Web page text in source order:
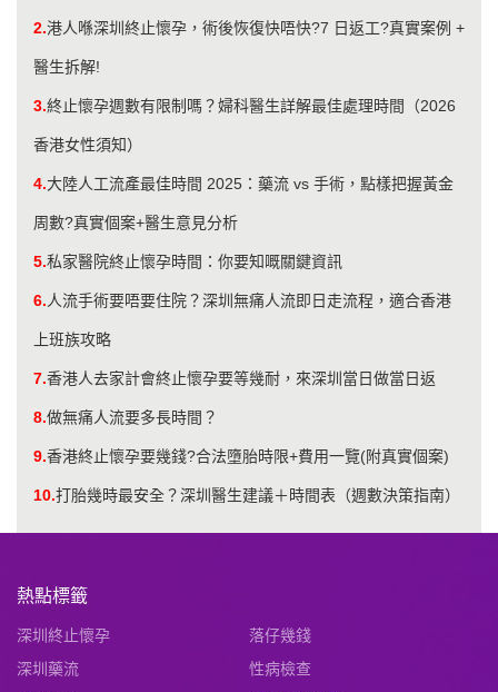
2.港人喺深圳終止懷孕，術後恢復快唔快?7 日返工?真實案例 +
醫生拆解!
3.終止懷孕週數有限制嗎？婦科醫生詳解最佳處理時間（2026
香港女性須知）
4.大陸人工流產最佳時間 2025：藥流 vs 手術，點樣把握黃金
周數?真實個案+醫生意見分析
5.私家醫院終止懷孕時間：你要知嘅關鍵資訊
6.人流手術要唔要住院？深圳無痛人流即日走流程，適合香港
上班族攻略
7.香港人去家計會終止懷孕要等幾耐，來深圳當日做當日返
8.做無痛人流要多長時間？
9.香港終止懷孕要幾錢?合法墮胎時限+費用一覽(附真實個案)
10.打胎幾時最安全？深圳醫生建議＋時間表（週數決策指南）
熱點標籤
深圳終止懷孕
落仔幾錢
深圳藥流
性病檢查